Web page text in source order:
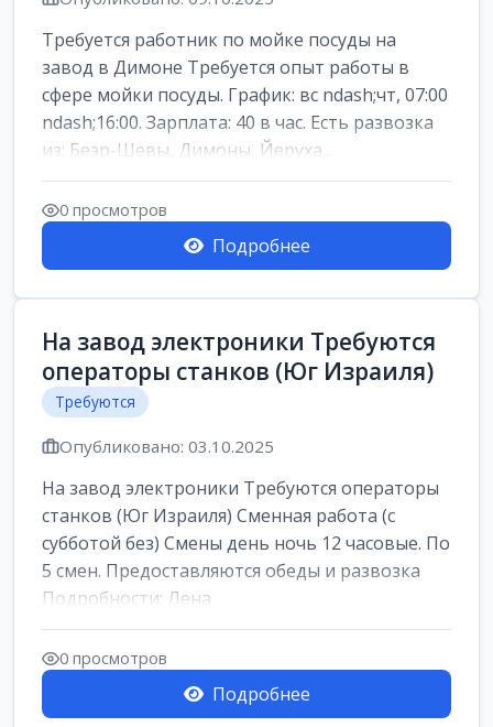
Требуется работник по мойке посуды на
завод в Димоне Требуется опыт работы в
сфере мойки посуды. График: вс ndash;чт, 07:00
ndash;16:00. Зарплата: 40 в час. Есть развозка
из: Беэр-Шевы, Димоны, Йеруха...
0 просмотров
Подробнее
На завод электроники Требуются
операторы станков (Юг Израиля)
Требуются
Опубликовано: 03.10.2025
На завод электроники Требуются операторы
станков (Юг Израиля) Сменная работа (с
субботой без) Смены день ночь 12 часовые. По
5 смен. Предоставляются обеды и развозка
Подробности: Лена
0 просмотров
Подробнее